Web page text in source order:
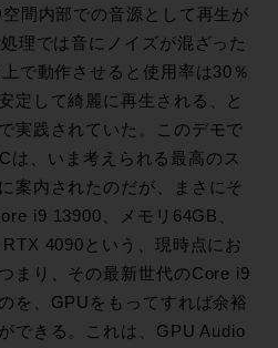
間内部での音源として再生が
理では音にノイズが混ざった
で動作させると使用率は30％
定して綺麗に再生される、と
実践されていた。このデモで
は、いま考えられる最高のス
案内されたのだが、まさにそ
i9 13900、メモリ64GB、
4090という、現時点にお
まり、その最新世代のCore i9
を、GPUをもってすれば余裕
できる。これは、GPU Audio